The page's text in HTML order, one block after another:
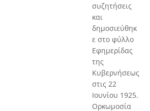
συζητήσεις
και
δημοσιεύθηκ
ε στο φύλλο
Εφημερίδας
της
Κυβερνήσεως
στις 22
Ιουνίου 1925.
Ορκωμοσία